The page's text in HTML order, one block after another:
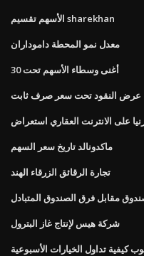
الأسهم تقسيم sharekhan
معدل نمو المحطة داموداران
أغنى وسطاء الأسهم تحت 30
عرض النقود تحت سعر صرف ثابت
على الانترنت العقاري استعراض
ماكدونالد تاريخ سعر السهم
تجارة الرقائق الزرقاء الهند
مقابل فرق الصندوق المتبادل
شركة هيس لإنتاج غاز البترول
كيفية تداول الخيارات الأسبوعية